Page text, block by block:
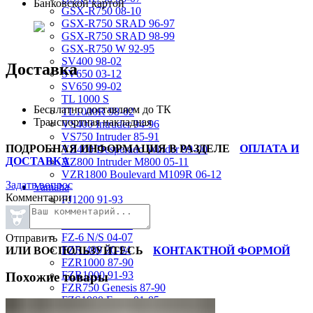
GSX-R750 08-10
GSX-R750 SRAD 96-97
GSX-R750 SRAD 98-99
GSX-R750 W 92-95
SV400 98-02
SV650 03-12
SV650 99-02
TL 1000 S
TL1000R 98-02
VS400 Intruder 94-96
VS750 Intruder 85-91
VZ400 Desperado Winder 99-00
VZ800 Intruder M800 05-11
VZR1800 Boulevard M109R 06-12
Yamaha
FJ1200 91-93
FJR1300 06-12
FZ-6 N/S 04-07
FZR 400 90-94
FZR1000 87-90
FZR1000 91-93
FZR750 Genesis 87-90
FZS1000 Fazer 01-05
Банковской картой
Доставка
Бесплатно доставляем до ТК
Транспортная накладная
ПОДРОБНАЯ ИНФОРМАЦИЯ В РАЗДЕЛЕ
ОПЛАТА И
ДОСТАВКА
Задать вопрос
Комментарии
Отправить
ИЛИ ВОСПОЛЬЗУЙТЕСЬ
КОНТАКТНОЙ ФОРМОЙ
Похожие товары